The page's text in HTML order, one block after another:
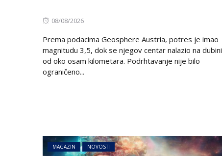
Posted
08/08/2026
Prema podacima Geosphere Austria, potres je imao
magnitudu 3,5, dok se njegov centar nalazio na dubini
od oko osam kilometara. Podrhtavanje nije bilo
ograničeno...
MAGAZIN NOVOSTI